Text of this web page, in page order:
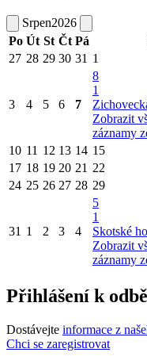
Srpen2026
Po Út St Čt Pá
27 28 29 30 31 1
3 4 5 6 7
8
1
Zobrazit
záznamy
10 11 12 13 14 15
17 18 19 20 21 22
24 25 26 27 28 29
31 1 2 3 4
5
1
Skotské
Zobrazit
záznamy
Přihlášení k
Dostávejte informace z
Chci se zaregistrovat